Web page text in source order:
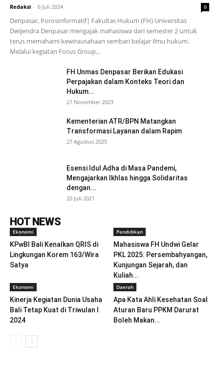
Redaksi - 6 Juli 2024 0
Denpasar, Porosinformatif| Fakultas Hukum (FH) Universitas
Dwijendra Denpasar mengajak mahasiswa dari semester 2 untuk
terus memahami kewirausahaan sembari belajar ilmu hukum.
Melalui kegiatan Focus Group...
FH Unmas Denpasar Berikan Edukasi
Perpajakan dalam Konteks Teori dan
Hukum...
27 November 2023
Kementerian ATR/BPN Matangkan
Transformasi Layanan dalam Rapim
27 Agustus 2025
Esensi Idul Adha di Masa Pandemi,
Mengajarkan Ikhlas hingga Solidaritas
dengan...
20 Juli 2021
HOT NEWS
Ekonomi
KPwBI Bali Kenalkan QRIS di
Lingkungan Korem 163/Wira
Satya
Pendidikan
Mahasiswa FH Undwi Gelar
PKL 2025: Persembahyangan,
Kunjungan Sejarah, dan
Kuliah...
Ekonomi
Kinerja Kegiatan Dunia Usaha
Bali Tetap Kuat di Triwulan I
2024
Daerah
Apa Kata Ahli Kesehatan Soal
Aturan Baru PPKM Darurat
Boleh Makan...